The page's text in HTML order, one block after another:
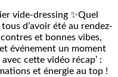
vide-dressing ✨Quel
d’avoir été au rendez-
et bonnes vibes,
événement un moment
cette vidéo récap’ :
et énergie au top !